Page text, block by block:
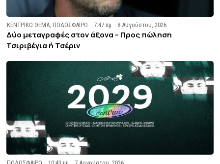
ΚΕΝΤΡΙΚΟ ΘΕΜΑ ,ΠΟΔΟΣΦΑΙΡΟ 7:47 πμ 8 Αυγούστου, 2026
Δύο μεταγραφές στον άξονα – Προς πώληση
Τσιριβέγια ή Τσέριν